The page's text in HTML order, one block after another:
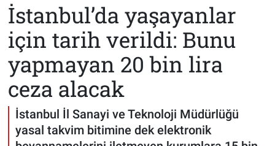
İstanbul’da yaşayanlar
için tarih verildi: Bunu
yapmayan 20 bin lira
ceza alacak
İstanbul İl Sanayi ve Teknoloji Müdürlüğü
yasal takvim bitimine dek elektronik
DÜNYA
SAĞLIK
MAGAZİN
KADIN
TEKNOLOJİ
Eskişehir Namaz Vakitleri
Eskişehir Trafik Yoğunluk Haritası
Süper Lig Puan Durumu ve Fikstür
Tüm Manşetler
Son Dakika Haberleri